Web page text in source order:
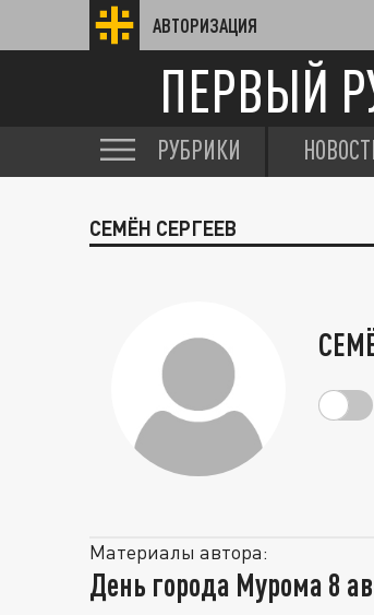
АВТОРИЗАЦИЯ
ПЕРВЫЙ
РУБРИКИ
СЕМЁН СЕРГЕЕВ
Материалы автора:
День города Мурома 8